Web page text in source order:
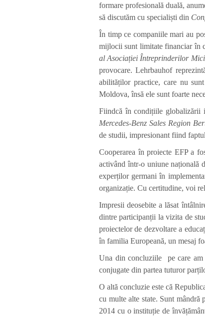
formare profesională duală,
să discutăm cu specialiști din
În timp ce companiile mari au
mijlocii sunt limitate financiar în
al Asociației Întreprinderilor
provocare. Lehrbauhof
abilităților practice, care nu
Moldova, însă ele sunt foarte
Fiindcă în condițiile globalizării
Mercedes-Benz Sales Region
de studii, impresionant fiind
Cooperarea în proiecte EFP a
activând într-o uniune națională
experților germani în
organizație. Cu certitudine, voi
Impresii deosebite a lăsat
dintre participanții la vizita de
proiectelor de dezvoltare a
în familia Europeană, un mesaj
Una din concluziile pe care am
conjugate din partea tuturor
O altă concluzie este că
cu multe alte state. Sunt mândră
2014 cu o instituție de